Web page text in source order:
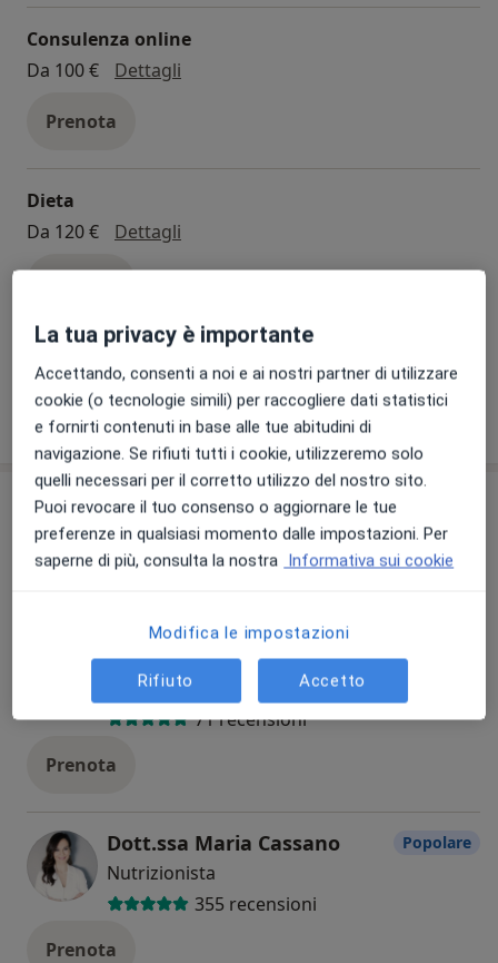
Consulenza online
Da 100 €
Dettagli
Prenota
Dieta
Da 120 €
Dettagli
+ 23 prestazioni
Come funzionano i prezzi?
Il nostro team Controlla la mia assicurazione
Tutte
Dr. Valerio Maria Monzani
Ortopedico, Chirurgo
71 recensioni
Popolare
Prenota
Dott.ssa Maria Cassano
Nutrizionista
355 recensioni
Popolare
Prenota
La tua privacy è importante
Accettando, consenti a noi e ai nostri partner di utilizzare
cookie (o tecnologie simili) per raccogliere dati statistici
e fornirti contenuti in base alle tue abitudini di
navigazione. Se rifiuti tutti i cookie, utilizzeremo solo
quelli necessari per il corretto utilizzo del nostro sito.
Puoi revocare il tuo consenso o aggiornare le tue
preferenze in qualsiasi momento dalle impostazioni. Per
saperne di più, consulta la nostra Informativa sui cookie
Modifica le impostazioni
Rifiuto Accetto